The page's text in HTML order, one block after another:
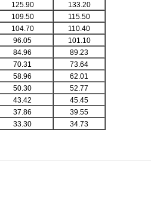
125.90
133.20
109.50
115.50
104.70
110.40
96.05
101.10
84.96
89.23
70.31
73.64
58.96
62.01
50.30
52.77
43.42
45.45
37.86
39.55
33.30 34.73